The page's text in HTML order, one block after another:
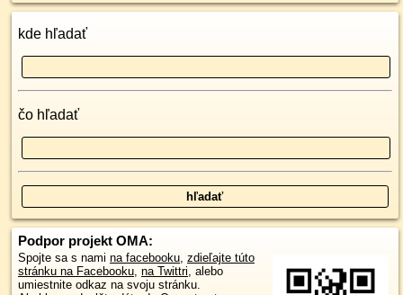
kde hľadať
čo hľadať
Podpor projekt OMA:
Spojte sa s nami na facebooku, zdieľajte túto
stránku na Facebooku, na Twittri, alebo
umiestnite odkaz na svoju stránku.